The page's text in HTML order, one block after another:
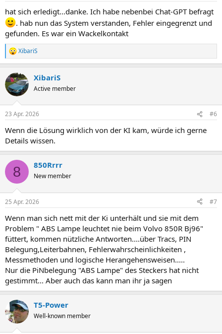
hat sich erledigt...danke. Ich habe nebenbei Chat-GPT befragt
. hab nun das System verstanden, Fehler eingegrenzt und
gefunden. Es war ein Wackelkontakt
R
e
k
t
i
e
:
XibariS
XibariS
Active member
23 Apr. 2026 #6
Wenn die Lösung wirklich von der KI kam, würde ich gerne
Details wissen.
8 850Rrrr
New member
25 Apr. 2026 #7
Wenn man sich nett mit der Ki unterhält und sie mit dem
Problem " ABS Lampe leuchtet nie beim Volvo 850R Bj96"
füttert, kommen nützliche Antworten....über Tracs, PIN
Belegung,Leiterbahnen, Fehlerwahrscheinlichkeiten ,
Messmethoden und logische Herangehensweisen.....
Nur die PiNbelegung "ABS Lampe" des Steckers hat nicht
gestimmt... Aber auch das kann man ihr ja sagen
T5-Power
Well-known member